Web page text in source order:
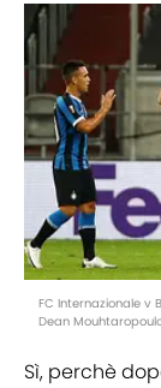
FC Internazionale v
Dean
Sì, perchè